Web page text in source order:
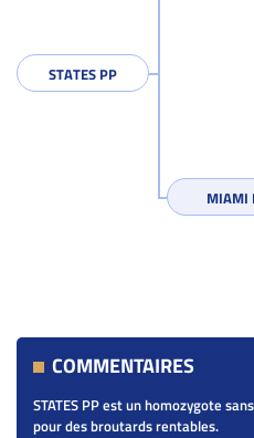
STATES PP
MIAMI
COMMENTAIRES
STATES PP est un homozygote
pour des broutards rentables.